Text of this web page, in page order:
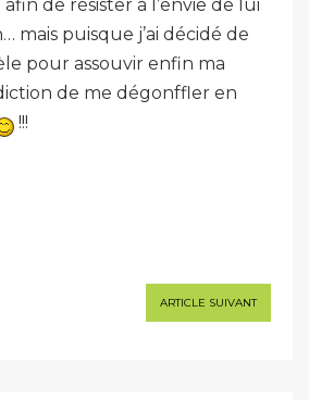
de résister à l’envie de lui
mais puisque j’ai décidé de
pour assouvir enfin ma
de me dégonffler en
!!!
ARTICLE SUIVANT